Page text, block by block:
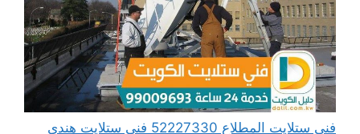
فني ستلايت المطلاع 52227330 فني ستلايت هندي